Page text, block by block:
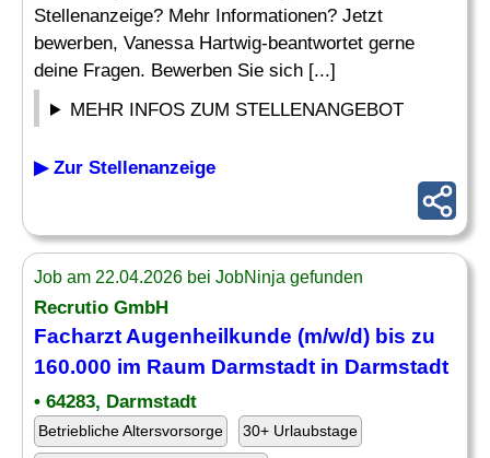
Stellenanzeige? Mehr Informationen? Jetzt
bewerben, Vanessa Hartwig-beantwortet gerne
deine Fragen. Bewerben Sie sich [...]
MEHR INFOS ZUM STELLENANGEBOT
▶ Zur Stellenanzeige
Job am 22.04.2026 bei JobNinja gefunden
Recrutio GmbH
Facharzt Augenheilkunde (m/w/d) bis zu
160.000 im Raum Darmstadt in Darmstadt
• 64283, Darmstadt
Betriebliche Altersvorsorge 30+ Urlaubstage